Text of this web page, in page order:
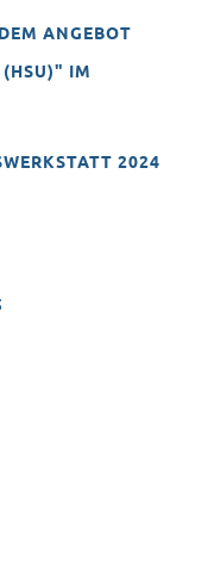
ANGEBOT
(HSU)" IM
2024